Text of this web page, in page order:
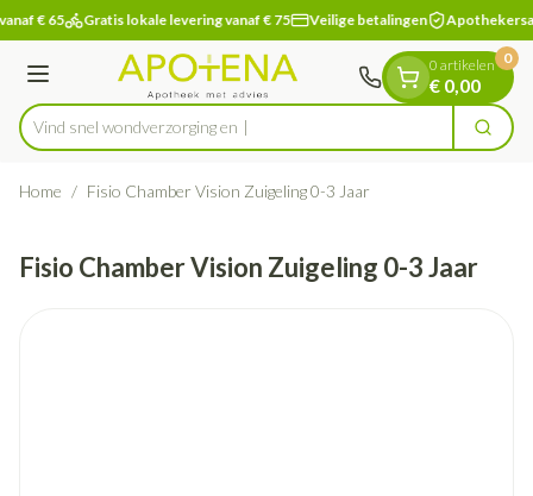
Ga naar de inhoud
1 van 1
€ 65 Gratis lokale levering vanaf € 75 Veilige betalingen
Menu
Product, merk, categorie...
Vind snel wondverzor Zoek
0 artikelen
€ 0,00
0
Home / Fisio Chamber Vision Zuigeling 0-3 Jaar
Fisio Chamber Vision Zuigeling 0-3 Jaar